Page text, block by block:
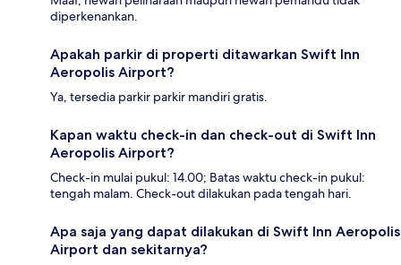
diperkenankan.
Apakah parkir di properti ditawarkan Swift Inn
Aeropolis Airport?
Ya, tersedia parkir parkir mandiri gratis.
Kapan waktu check-in dan check-out di Swift Inn
Aeropolis Airport?
Check-in mulai pukul: 14.00; Batas waktu check-in pukul:
tengah malam. Check-out dilakukan pada tengah hari.
Apa saja yang dapat dilakukan di Swift Inn Aeropolis
Airport dan sekitarnya?